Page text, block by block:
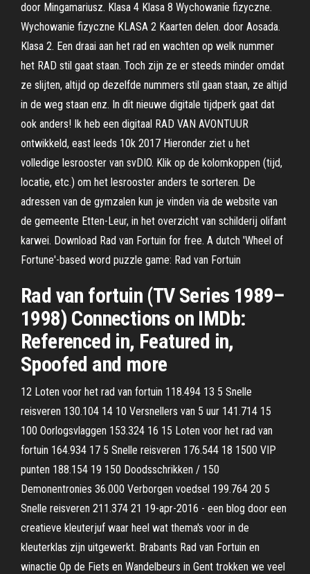
door Mingamariusz. Klasa 4 Klasa 8 Wychowanie fizyczne.
Wychowanie fizyczne KLASA 2 Kaarten delen. door Aosada.
Klasa 2. Een draai aan het rad en wachten op welk nummer
het RAD stil gaat staan. Toch zijn ze er steeds minder omdat
ze slijten, altijd op dezelfde nummers stil gaan staan, ze altijd
in de weg staan enz. In dit nieuwe digitale tijdperk gaat dat
ook anders! Ik heb een digitaal RAD VAN AVONTUUR
ontwikkeld, east leeds 10k 2017 Hieronder ziet u het
volledige lesrooster van svDIO. Klik op de kolomkoppen (tijd,
locatie, etc.) om het lesrooster anders te sorteren. De
adressen van de gymzalen kun je vinden via de website van
de gemeente Etten-Leur, in het overzicht van schilderij olifant
karwei. Download Rad van Fortuin for free. A dutch 'Wheel of
Fortune'-based word puzzle game: Rad van Fortuin
Rad van fortuin (TV Series 1989–
1998) Connections on IMDb:
Referenced in, Featured in,
Spoofed and more
12 Loten voor het rad van fortuin 118.494 13 5 Snelle
reisveren 130.104 14 10 Versnellers van 5 uur 141.714 15
100 Oorlogsvlaggen 153.324 16 15 Loten voor het rad van
fortuin 164.934 17 5 Snelle reisveren 176.544 18 1500 VIP
punten 188.154 19 150 Doodsschrikken / 150
Demonentronies 36.000 Verborgen voedsel 199.764 20 5
Snelle reisveren 211.374 21 19-apr-2016 - een blog door een
creatieve kleuterjuf waar heel wat thema's voor in de
kleuterklas zijn uitgewerkt. Brabants Rad van Fortuin en
winactie Op de Fiets en Wandelbeurs in Gent trokken we veel